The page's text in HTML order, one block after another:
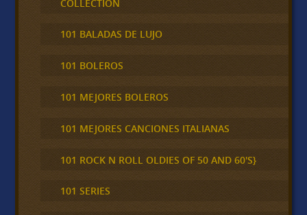
COLLECTION
101 BALADAS DE LUJO
101 BOLEROS
101 MEJORES BOLEROS
101 MEJORES CANCIONES ITALIANAS
101 ROCK N ROLL OLDIES OF 50 AND 60'S}
101 SERIES